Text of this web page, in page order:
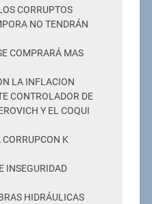
CORRUPTOS
NO TENDRÁN
COMPRARÁ MAS
LA INFLACION
CONTROLADOR DE
Y EL COQUI
K
INSEGURIDAD
HIDRÁULICAS